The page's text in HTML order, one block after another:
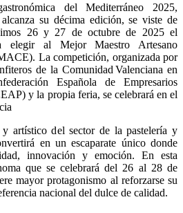
del Mediterráneo 2025,
su décima edición, se viste de
26 y 27 de octubre de 2025 el
elegir al Mejor Maestro Artesano
La competición, organizada por
de la Comunidad Valenciana en
Española de Empresarios
y la propia feria, se celebrará en el
y artístico del sector de la pastelería y
en un escaparate único donde
innovación y emoción. En esta
que se celebrará del 26 al 28 de
mayor protagonismo al reforzarse su
nacional del dulce de calidad.